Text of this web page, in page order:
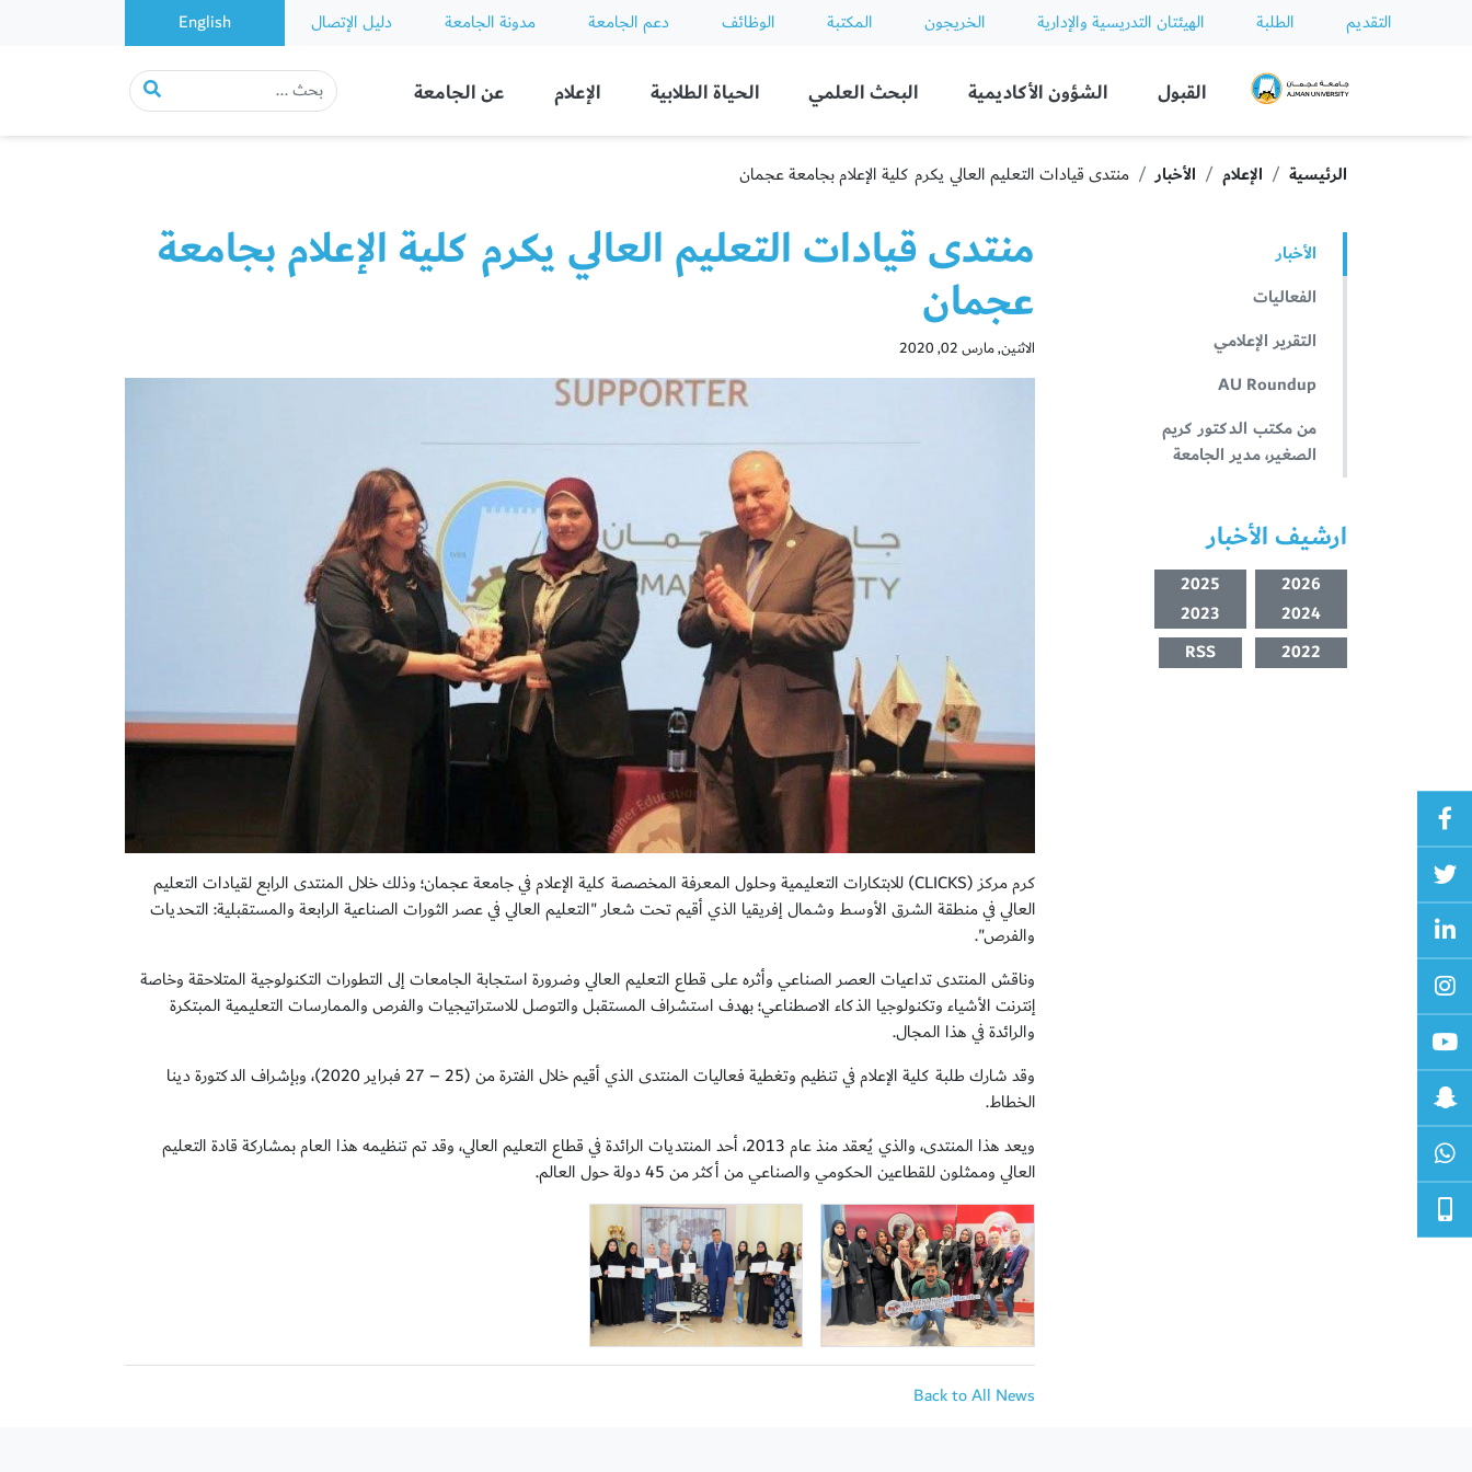
التقديم الطلبة الهيئتان التدريسية والإدارية الخريجون المكتبة الوظائف دعم الجامعة مدونة الجامعة دليل الإتصال English
Ajman University
القبول الشؤون الأكاديمية البحث العلمي الحياة الطلابية الإعلام عن الجامعة
الرئيسية الإعلام الأخبار منتدى قيادات التعليم العالي يكرم كلية الإعلام بجامعة عجمان
الأخبار
الفعاليات
التقرير الإعلامي
AU Roundup
من مكتب الدكتور كريم
الصغير، مدير الجامعة
ارشيف الأخبار
2026
2025
2024
2023
2022
RSS
منتدى قيادات التعليم العالي يكرم كلية الإعلام بجامعة
عجمان
الاثنين, مارس 02, 2020
كرم مركز (CLICKS) للابتكارات التعليمية وحلول المعرفة المخصصة كلية الإعلام في جامعة عجمان؛ وذلك خلال المنتدى الرابع لقيادات التعليم
العالي في منطقة الشرق الأوسط وشمال إفريقيا الذي أقيم تحت شعار "التعليم العالي في عصر الثورات الصناعية الرابعة والمستقبلية: التحديات
والفرص".
وناقش المنتدى تداعيات العصر الصناعي وأثره على قطاع التعليم العالي وضرورة استجابة الجامعات إلى التطورات التكنولوجية المتلاحقة وخاصة
إنترنت الأشياء وتكنولوجيا الذكاء الاصطناعي؛ بهدف استشراف المستقبل والتوصل للاستراتيجيات والفرص والممارسات التعليمية المبتكرة
والرائدة في هذا المجال.
وقد شارك طلبة كلية الإعلام في تنظيم وتغطية فعاليات المنتدى الذي أقيم خلال الفترة من (25 – 27 فبراير 2020)، وبإشراف الدكتورة دينا
الخطاط.
ويعد هذا المنتدى، والذي يُعقد منذ عام 2013، أحد المنتديات الرائدة في قطاع التعليم العالي، وقد تم تنظيمه هذا العام بمشاركة قادة التعليم
العالي وممثلون للقطاعين الحكومي والصناعي من أكثر من 45 دولة حول العالم.
Back to All News